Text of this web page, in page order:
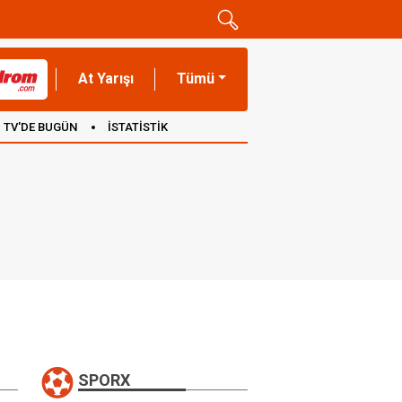
At Yarışı Tümü
TV'DE BUGÜN İSTATİSTİK
SPORX